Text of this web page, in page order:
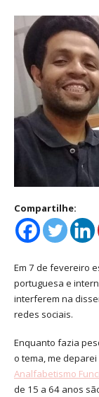
Compartilhe:
Em 7 de fevereiro
portuguesa e
interferem na
redes sociais.
Enquanto fazia
o tema, me
Analfabetismo
de 15 a 64 anos